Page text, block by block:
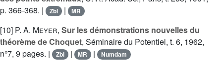
p. 366-368. |
Zbl | MR
[10] P. A. Meyer, Sur les démonstrations nouvelles du
théorème de Choquet, Séminaire du Potentiel, t. 6, 1962,
n°7, 9 pages. |
Zbl | MR | Numdam